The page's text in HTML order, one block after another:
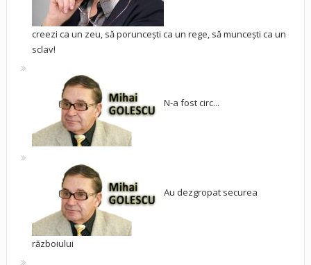
creezi ca un zeu, să poruncești ca un rege, să muncești ca un
sclav!
N-a fost circ...
Au dezgropat securea
războiului